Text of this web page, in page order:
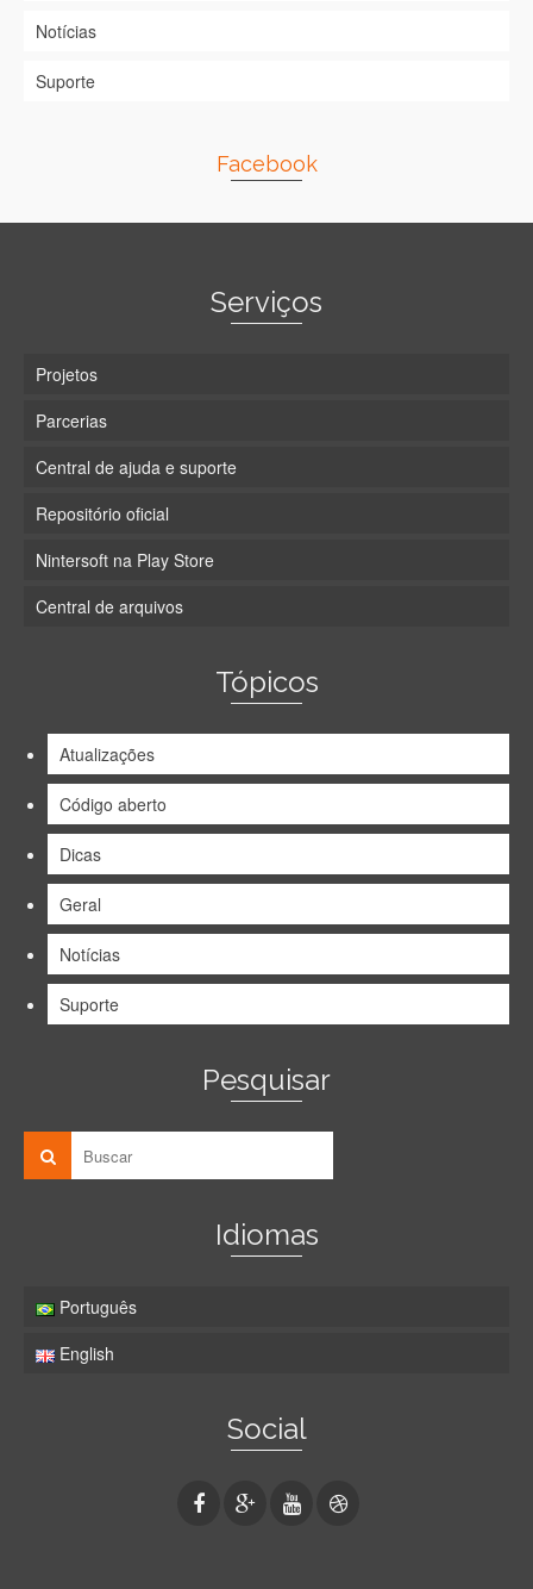
Notícias
Suporte
Facebook
Serviços
Projetos
Parcerias
Central de ajuda e suporte
Repositório oficial
Nintersoft na Play Store
Central de arquivos
Tópicos
Atualizações
Código aberto
Dicas
Geral
Notícias
Suporte
Pesquisar
Idiomas
Português
English
Social